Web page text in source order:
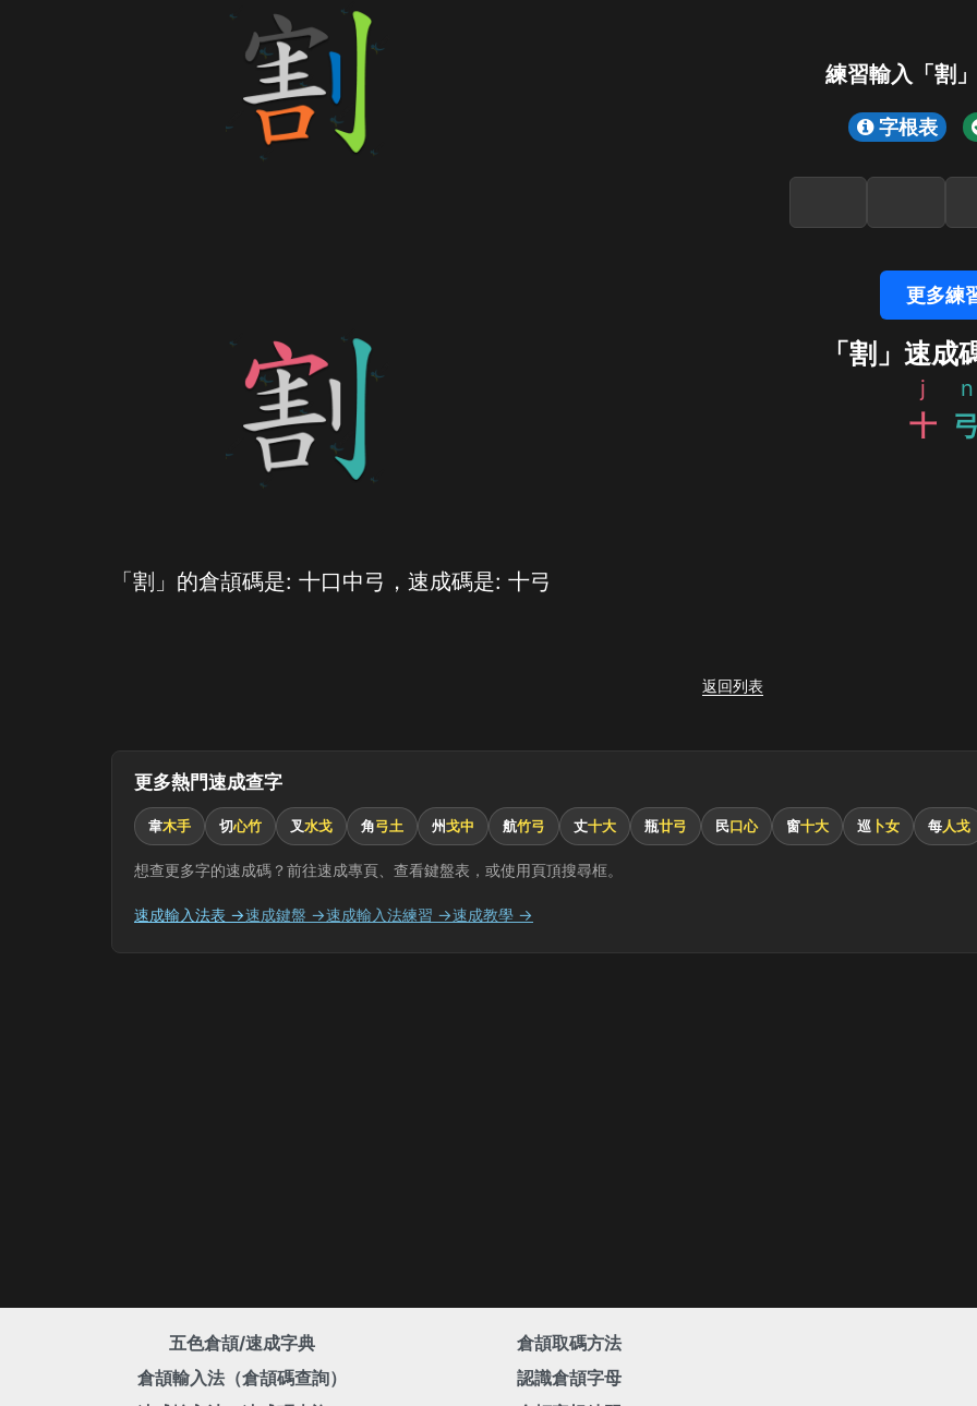
練習輸入「割
字根表
更多練
「割」速成
j
十
n
「割」的倉頡碼是: 十口中弓，速成碼是: 十弓
返回列表
更多熱門速成查字
韋木手 切心竹 叉水戈 角弓土 州戈中 航竹弓 丈十大 瓶廿弓 民口心 窗十大 巡 卜女 每人戈
想查更多字的速成碼？前往速成專頁、查看鍵盤表，或使用頁頂搜尋框。
速成輸入法表 →速成鍵盤 →速成輸入法練習 →速成教學 →
五色倉頡/速成字典
倉頡輸入法（倉頡碼查詢）
倉頡取碼方法
認識倉頡字母